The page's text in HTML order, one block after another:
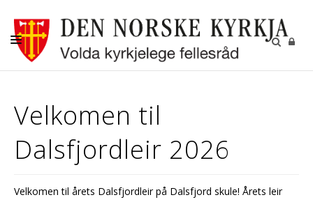
KONFIRMASJON
BRYLLAUP
FELLESRÅDET
KALENDER
Velkomen til
Dalsfjordleir 2026
Velkomen til årets Dalsfjordleir på Dalsfjord skule! Årets leir